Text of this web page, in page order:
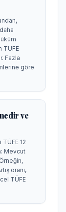
TÜFE
Fazla
göre
ve
TÜFE 12
Mevcut
oranı,
TÜFE